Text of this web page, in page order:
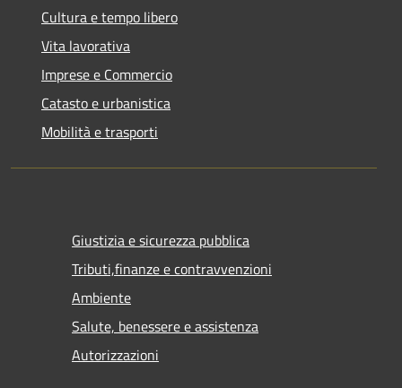
Cultura e tempo libero
Vita lavorativa
Imprese e Commercio
Catasto e urbanistica
Mobilità e trasporti
Giustizia e sicurezza pubblica
Tributi,finanze e contravvenzioni
Ambiente
Salute, benessere e assistenza
Autorizzazioni